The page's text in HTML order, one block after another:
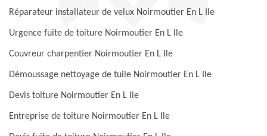
Réparateur installateur de velux Noirmoutier En L Ile
Urgence fuite de toiture Noirmoutier En L Ile
Couvreur charpentier Noirmoutier En L Ile
Démoussage nettoyage de tuile Noirmoutier En L Ile
Devis toiture Noirmoutier En L Ile
Entreprise de toiture Noirmoutier En L Ile